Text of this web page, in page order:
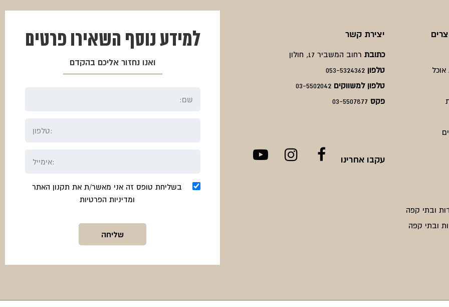
אוכל
ובתי קפה
ובתי קפה
יצירת קשר
כתובת רחוב המשביר 17, חולון
טלפון 053-5324362
טלפון למשווקים 03-5502042
פקס03-5507877
עקבו אחרינו
למידע נוסף השאירו פרטים
ואנו נחזור אליכם בהקדם
בשליחת טופס זה אני מאשר/ת את תקנון האתר
ומדיניות הפרטיות